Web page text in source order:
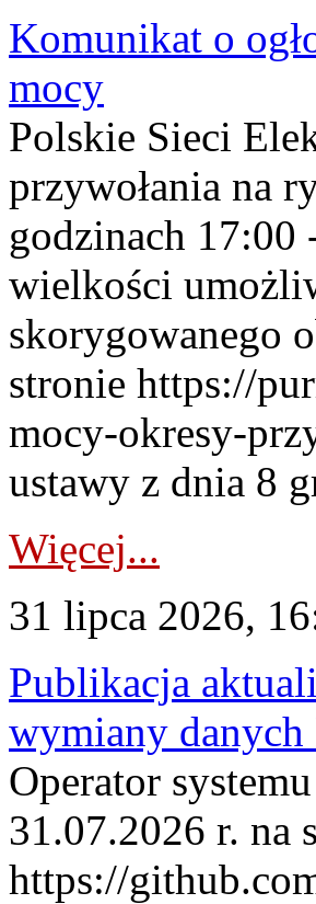
Komunikat o
mocy
Polskie Sieci
przywołania na
godzinach
wielkości
skorygowanego
stronie https://
mocy-okresy-
ustawy z dnia 8
Więcej...
31 lipca 2026,
Publikacja
wymiany danych
Operator
31.07.2026 r. na
https://